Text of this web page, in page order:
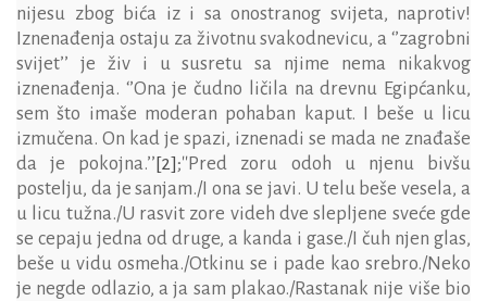
nijesu zbog bića iz i sa onostranog svijeta, naprotiv!
Iznenađenja ostaju za životnu svakodnevicu, a ‘’zagrobni
svijet’’ je živ i u susretu sa njime nema nikakvog
iznenađenja. ‘’Ona je čudno ličila na drevnu Egipćanku,
sem što imaše moderan pohaban kaput. I beše u licu
izmučena. On kad je spazi, iznenadi se mada ne znađaše
da je pokojna.’’[2];''Pred zoru odoh u njenu bivšu
postelju, da je sanjam./I ona se javi. U telu beše vesela, a
u licu tužna./U rasvit zore videh dve slepljene sveće gde
se cepaju jedna od druge, a kanda i gase./I čuh njen glas,
beše u vidu osmeha./Otkinu se i pade kao srebro./Neko
je negde odlazio, a ja sam plakao./Rastanak nije više bio